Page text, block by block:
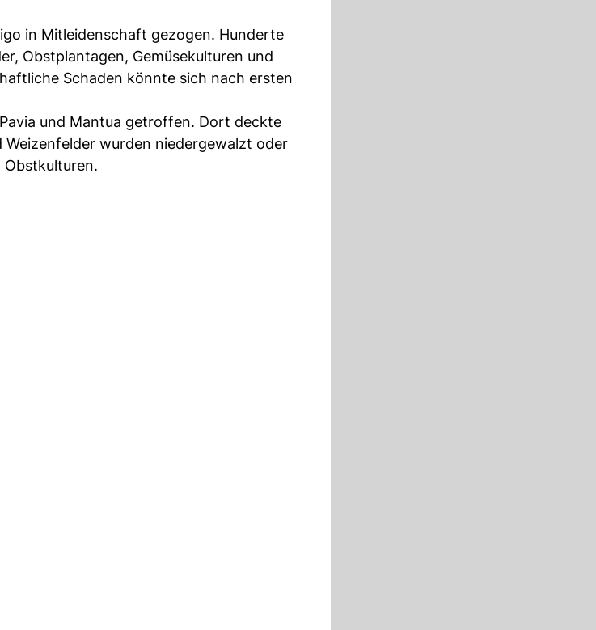
in Mitleidenschaft gezogen. Hunderte
Obstplantagen, Gemüsekulturen und
Schaden könnte sich nach ersten
und Mantua getroffen. Dort deckte
wurden niedergewalzt oder
Obstkulturen.